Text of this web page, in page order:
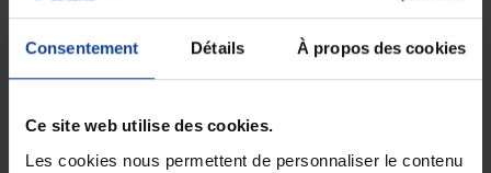
Consentement Détails À propos des cookies
Ce site web utilise des cookies.
Les cookies nous permettent de personnaliser le contenu
EN STOCK
- Noir
109,90 €
EN STOCK
Tensiomètre manuel Mobi
- Rose poudré
109,90 €